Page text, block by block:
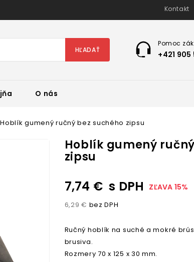
Kontakt
Pomoc
+421 905
HĽADAŤ
O nás
Hoblík gumený ručný bez suchého zipsu
Hoblík gumený
zipsu
7,74 € s DPH ZĽAVA 15%
6,29 € bez DPH
Ručný hoblík na suché a mokré
brusiva.
Rozmery 70 x 125 x 30 mm.